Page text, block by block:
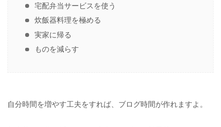
宅配弁当サービスを使う
炊飯器料理を極める
実家に帰る
ものを減らす
自分時間を増やす工夫をすれば、ブログ時間が作れますよ。